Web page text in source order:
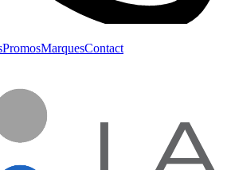
PromosMarquesContact